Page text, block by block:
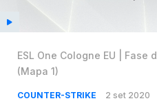
ESL One Cologne EU | Fase
(Mapa 1)
COUNTER-STRIKE 2 set 2020